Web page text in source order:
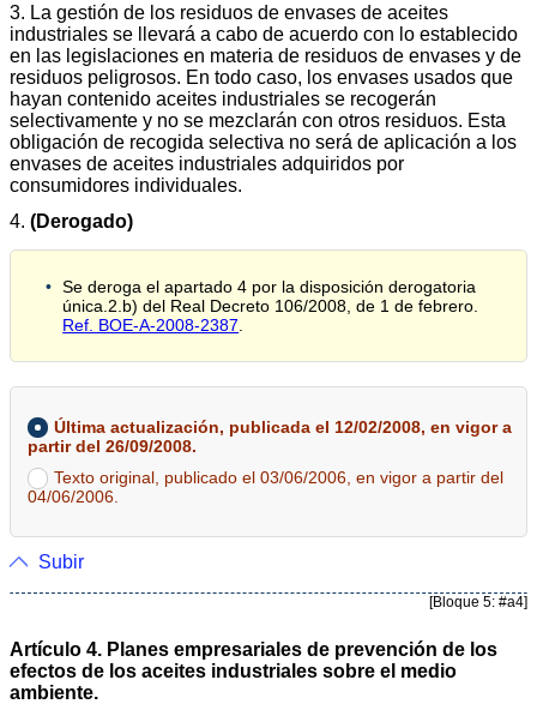
3. La gestión de los residuos de envases de aceites
industriales se llevará a cabo de acuerdo con lo establecido
en las legislaciones en materia de residuos de envases y de
residuos peligrosos. En todo caso, los envases usados que
hayan contenido aceites industriales se recogerán
selectivamente y no se mezclarán con otros residuos. Esta
obligación de recogida selectiva no será de aplicación a los
envases de aceites industriales adquiridos por
consumidores individuales.
4. (Derogado)
Se deroga el apartado 4 por la disposición derogatoria
única.2.b) del Real Decreto 106/2008, de 1 de febrero.
Ref. BOE-A-2008-2387
Última actualización, publicada el 12/02/2008, en vigor a
partir del 26/09/2008.
Texto original, publicado el 03/06/2006, en vigor a partir del
04/06/2006.
Subir
[Bloque 5: #a4]
Artículo 4. Planes empresariales de prevención de los
efectos de los aceites industriales sobre el medio
ambiente.